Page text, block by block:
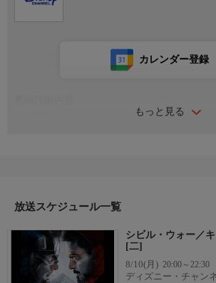
もっと見る
カレンダー登録
れた。それを機に、アベンジャーズはついに
放送スケジュール一覧
シビル・ウォー／
[二]
8/10(月) 20:00～22:30
ディズニー・チャン